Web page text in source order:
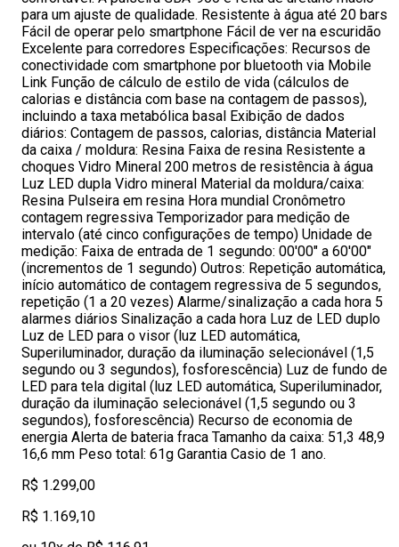
para um ajuste de qualidade. Resistente à água até 20 bars
Fácil de operar pelo smartphone Fácil de ver na escuridão
Excelente para corredores Especificações: Recursos de
conectividade com smartphone por bluetooth via Mobile
Link Função de cálculo de estilo de vida (cálculos de
calorias e distância com base na contagem de passos),
incluindo a taxa metabólica basal Exibição de dados
diários: Contagem de passos, calorias, distância Material
da caixa / moldura: Resina Faixa de resina Resistente a
choques Vidro Mineral 200 metros de resistência à água
Luz LED dupla Vidro mineral Material da moldura/caixa:
Resina Pulseira em resina Hora mundial Cronômetro
contagem regressiva Temporizador para medição de
intervalo (até cinco configurações de tempo) Unidade de
medição: Faixa de entrada de 1 segundo: 00'00" a 60'00"
(incrementos de 1 segundo) Outros: Repetição automática,
início automático de contagem regressiva de 5 segundos,
repetição (1 a 20 vezes) Alarme/sinalização a cada hora 5
alarmes diários Sinalização a cada hora Luz de LED duplo
Luz de LED para o visor (luz LED automática,
Superiluminador, duração da iluminação selecionável (1,5
segundo ou 3 segundos), fosforescência) Luz de fundo de
LED para tela digital (luz LED automática, Superiluminador,
duração da iluminação selecionável (1,5 segundo ou 3
segundos), fosforescência) Recurso de economia de
energia Alerta de bateria fraca Tamanho da caixa: 51,3 48,9
16,6 mm Peso total: 61g Garantia Casio de 1 ano.
R$ 1.299,00
R$ 1.169,10